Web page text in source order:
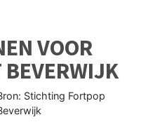
VOOR
Stichting Fortpop